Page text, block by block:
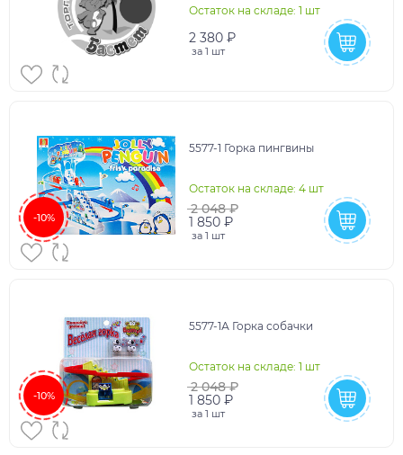
Остаток на складе: 1 шт
2 380 ₽
за 1 шт
-10%
5577-1 Горка пингвины
Остаток на складе: 4 шт
2 048 ₽
1 850 ₽
за 1 шт
-10%
5577-1А Горка собачки
Остаток на складе: 1 шт
2 048 ₽
1 850 ₽
за 1 шт